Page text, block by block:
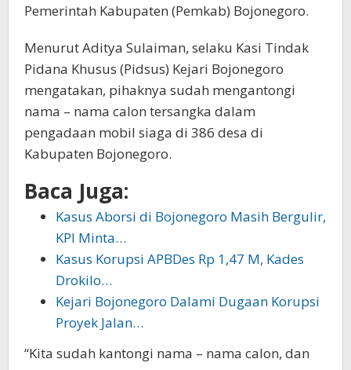
Pemerintah Kabupaten (Pemkab) Bojonegoro.
Menurut Aditya Sulaiman, selaku Kasi Tindak
Pidana Khusus (Pidsus) Kejari Bojonegoro
mengatakan, pihaknya sudah mengantongi
nama – nama calon tersangka dalam
pengadaan mobil siaga di 386 desa di
Kabupaten Bojonegoro.
Baca Juga:
Kasus Aborsi di Bojonegoro Masih Bergulir,
KPI Minta…
Kasus Korupsi APBDes Rp 1,47 M, Kades
Drokilo…
Kejari Bojonegoro Dalami Dugaan Korupsi
Proyek Jalan…
“Kita sudah kantongi nama – nama calon, dan